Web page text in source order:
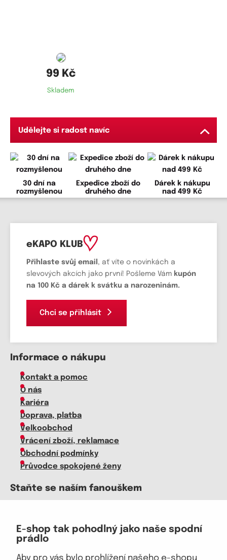
E-shop tak pohodlný jako naše spodní
prádlo
Aby pro vás bylo prohlížení našeho e-shopu
99 Kč
Skladem
Udělejte si radost navíc
30 dní na
rozmyšlenou
Expedice zboží do
druhého dne
Dárek k nákupu
nad 499 Kč
eKAPO KLUB
Přihlaste svůj email , ať víte o novinkách a
slevových akcích jako první! Pošleme Vám kupón
na 100 Kč a dárek k svátku a narozeninám.
Chci se přihlásit
Informace o nákupu
Kontakt a pomoc
O nás
Kariéra
Doprava, platba
Velkoobchod
Vrácení zboží, reklamace
Obchodní podmínky
Průvodce spokojené ženy
Staňte se naším fanouškem